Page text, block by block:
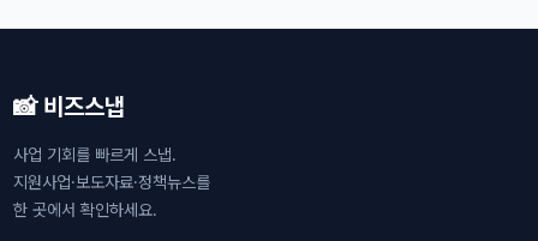
📸 비즈스냅
사업 기회를 빠르게 스냅.
지원사업·보도자료·정책뉴스를
한 곳에서 확인하세요.